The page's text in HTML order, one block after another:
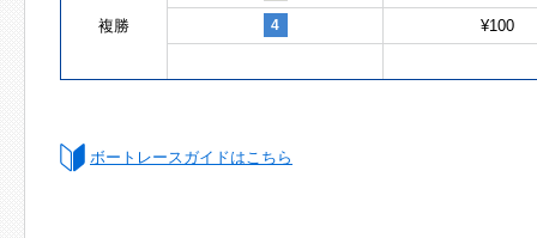
複勝 4 ¥100
ボートレースガイドはこちら